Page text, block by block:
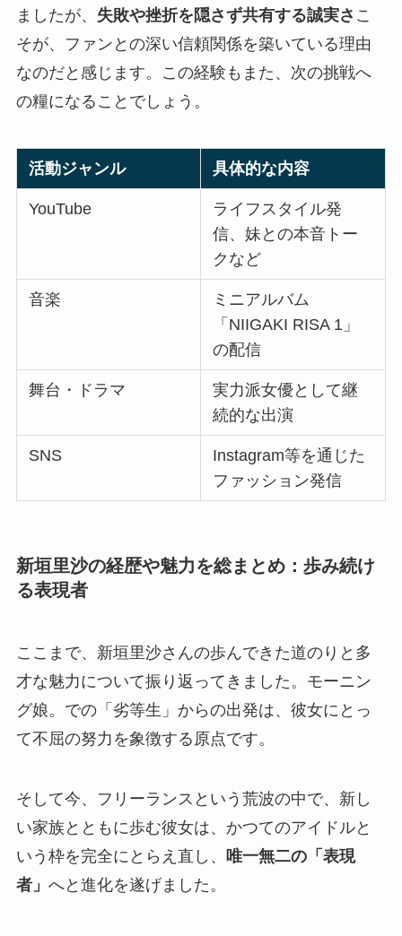
ましたが、 失敗や挫折を隠さず共有する誠実さ こ
そが、ファンとの深い信頼関係を築いている理由
なのだと感じます。この経験もまた、次の挑戦へ
の糧になることでしょう。
活動ジャンル 具体的な内容
YouTube
ライフスタイル発
信、妹との本音トー
クなど
音楽
ミニアルバム
「NIIGAKI RISA 1」
の配信
舞台・ドラマ
実力派女優として継
続的な出演
SNS
Instagram等を通じた
ファッション発信
新垣里沙の経歴や魅力を総まとめ：歩み続け
る表現者
ここまで、新垣里沙さんの歩んできた道のりと多
才な魅力について振り返ってきました。モーニン
グ娘。での「劣等生」からの出発は、彼女にとっ
て不屈の努力を象徴する原点です。
そして今、フリーランスという荒波の中で、新し
い家族とともに歩む彼女は、かつてのアイドルと
いう枠を完全にとらえ直し、 唯一無二の「表現
者」 へと進化を遂げました。